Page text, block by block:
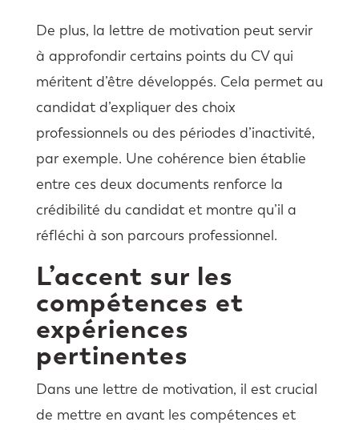
De plus, la lettre de motivation peut servir
à approfondir certains points du CV qui
méritent d’être développés. Cela permet au
candidat d’expliquer des choix
professionnels ou des périodes d’inactivité,
par exemple. Une cohérence bien établie
entre ces deux documents renforce la
crédibilité du candidat et montre qu’il a
réfléchi à son parcours professionnel.
L’accent sur les
compétences et
expériences
pertinentes
Dans une lettre de motivation, il est crucial
de mettre en avant les compétences et